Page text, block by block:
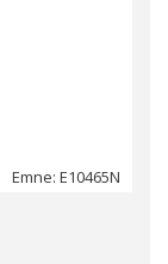
Emne: E10465N